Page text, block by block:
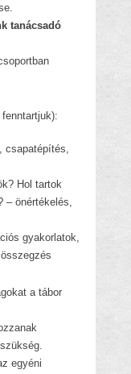
tanácsadó
csapatépítés,
Hol tartok
– önértékelés,
gyakorlatok,
a tábor
egyéni